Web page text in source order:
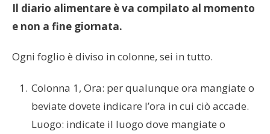
Il diario alimentare è va compilato al momento
e non a fine giornata.
Ogni foglio è diviso in colonne, sei in tutto.
Colonna 1, Ora: per qualunque ora mangiate o
beviate dovete indicare l’ora in cui ciò accade.
Luogo: indicate il luogo dove mangiate o